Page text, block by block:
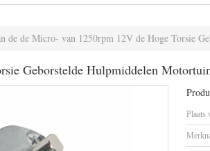
de de Micro- van 1250rpm 12V de Hoge Torsie
Geborstelde Hulpmiddelen
Plaats